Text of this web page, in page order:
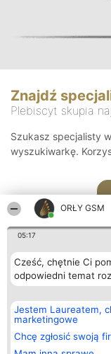
ORŁY GSM
05:17
Cześć, chętnie Ci
odpowiedni temat
Jestem Laureatem,
marketingowe
Chcę zgłosić swoją
Znajdź
Plebiscyt skupia
Szukasz specjalisty
wyszukiwarkę.
Organizator plebiscytu
Bright Side Solutions sp. z o.
o. sp. k.
ul. Ruska 22
Wrocław 50-079